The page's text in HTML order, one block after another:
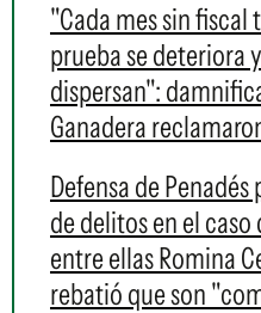
"Cada mes sin fiscal
prueba se deteriora
dispersan":
Ganadera
Defensa de
de delitos en el
entre ellas Romina
rebatió que son